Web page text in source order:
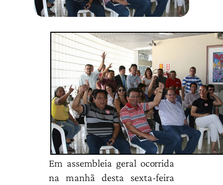
Em assembleia geral ocorrida
na manhã desta sexta-feira